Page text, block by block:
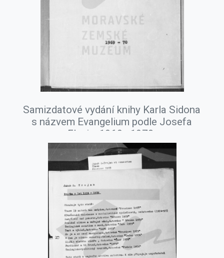
Samizdatové vydání knihy Karla Sidona
s názvem Evangelium podle Josefa
Flavia, 1969–1970.